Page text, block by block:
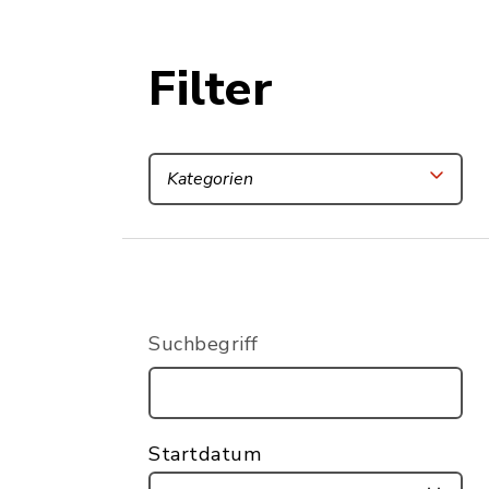
Filter
Kategorien
Suchbegriff
Startdatum